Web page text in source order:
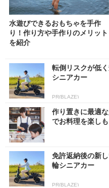
水遊びできるおもちゃを手作
り！作り方や手作りのメリット
を紹介
転倒リスクが低
シニアカー
PR(BLAZE)
作り置きに最適
でお料理を楽しも
免許返納後の新
輪シニアカー
PR(BLAZE)